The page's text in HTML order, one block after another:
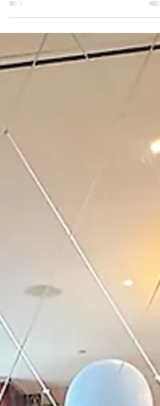
Natalia Peruyero de Menéndez celebró su
baby shower en compañía de sus
y amistades